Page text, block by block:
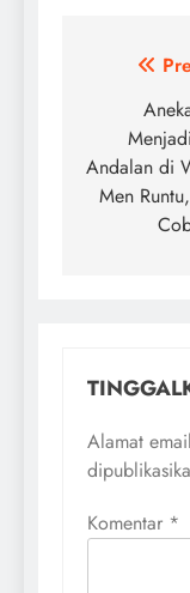
Andalan di
Men
Alamat
Komentar *